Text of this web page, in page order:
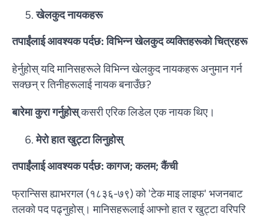
खेलकुद नायकहरू
तपाईंलाई आवश्यक पर्दछ: विभिन्न खेलकुद व्यक्तिहरूको चित्रहरू
हेर्नुहोस् यदि मानिसहरूले विभिन्न खेलकुद नायकहरू अनुमान गर्न
सक्छन् र तिनीहरूलाई नायक बनाउँछ?
बारेमा कुरा गर्नुहोस्कसरी एरिक लिडेल एक नायक थिए।
मेरो हात खुट्टा लिनुहोस्
तपाईंलाई आवश्यक पर्दछ: कागज; कलम; कैंची
फ्रान्सिस ह्याभरगल (१८३६-७९) को 'टेक माइ लाइफ' भजनबाट
तलको पद पढ्नुहोस्। मानिसहरूलाई आफ्नो हात र खुट्टा वरिपरि